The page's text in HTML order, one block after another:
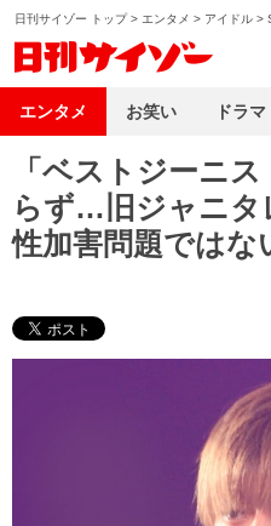
日刊サイゾー トップ> エンタメ > アイドル >
「ベストジーニ
らず…旧ジャニタ
性加害問題ではな
エンタメ お笑い ドラマ